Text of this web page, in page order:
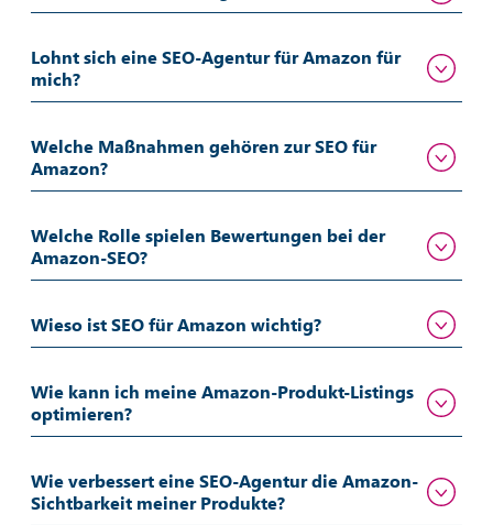
Lohnt sich eine SEO-Agentur für Amazon für
mich?
Welche Maßnahmen gehören zur SEO für
Amazon?
Welche Rolle spielen Bewertungen bei der
Amazon-SEO?
Wieso ist SEO für Amazon wichtig?
Wie kann ich meine Amazon-Produkt-Listings
optimieren?
Wie verbessert eine SEO-Agentur die Amazon-
Sichtbarkeit meiner Produkte?